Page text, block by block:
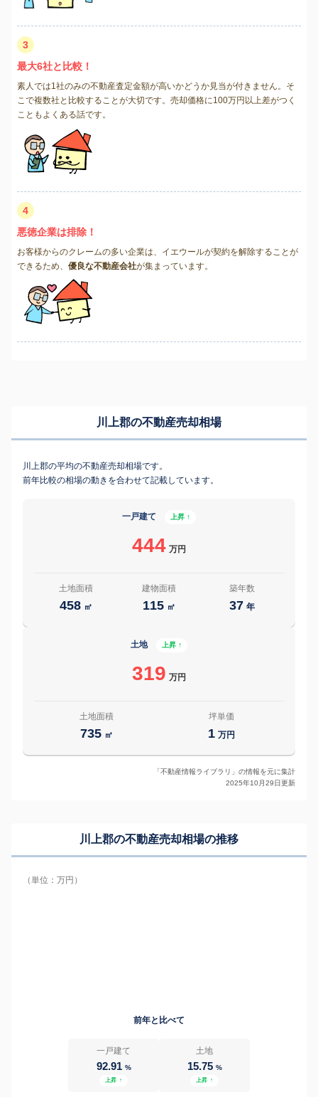
3
最大6社と比較！
素人では1社のみの不動産査定金額が高いかどうか見当が付きません。そ
こで複数社と比較することが大切です。売却価格に100万円以上差がつく
こともよくある話です。
4
悪徳企業は排除！
お客様からのクレームの多い企業は、イエウールが契約を解除することが
できるため、 優良な不動産会社が集まっています。
川上郡の不動産売却相場
川上郡の平均の不動産売却相場です。
前年比較の相場の動きを合わせて記載しています。
一戸建て 上昇 ↑
444 万円
土地面積
458 ㎡
建物面積
115 ㎡
築年数
37 年
土地 上昇 ↑
319 万円
土地面積
735 ㎡
坪単価
1 万円
「不動産情報ライブラリ」の情報を元に集計
2025年10月29日更新
川上郡の不動産売却相場の推移
（単位：万円）
前年と比べて
一戸建て
92.91 %
上昇 ↑
土地
15.75 %
上昇 ↑